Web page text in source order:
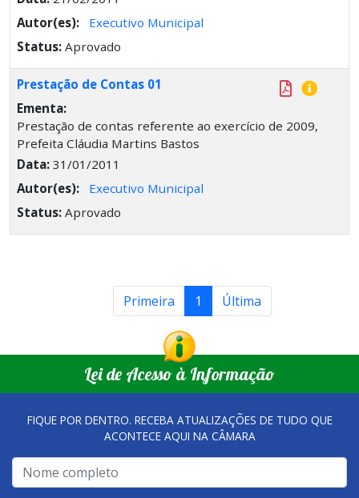
Autor(es):
Executivo Municipal
Status: Aprovado
Prestação de Contas 01
Ementa:
Prestação de contas referente ao exercício de 2009,
Prefeita Cláudia Martins Bastos
Data: 31/01/2011
Autor(es):
Executivo Municipal
Status: Aprovado
Primeira 1 Última
Lei de Acesso à Informação
FIQUE POR DENTRO. RECEBA ATUALIZAÇÕES DE TUDO QUE
ACONTECE AQUI NA CÂMARA